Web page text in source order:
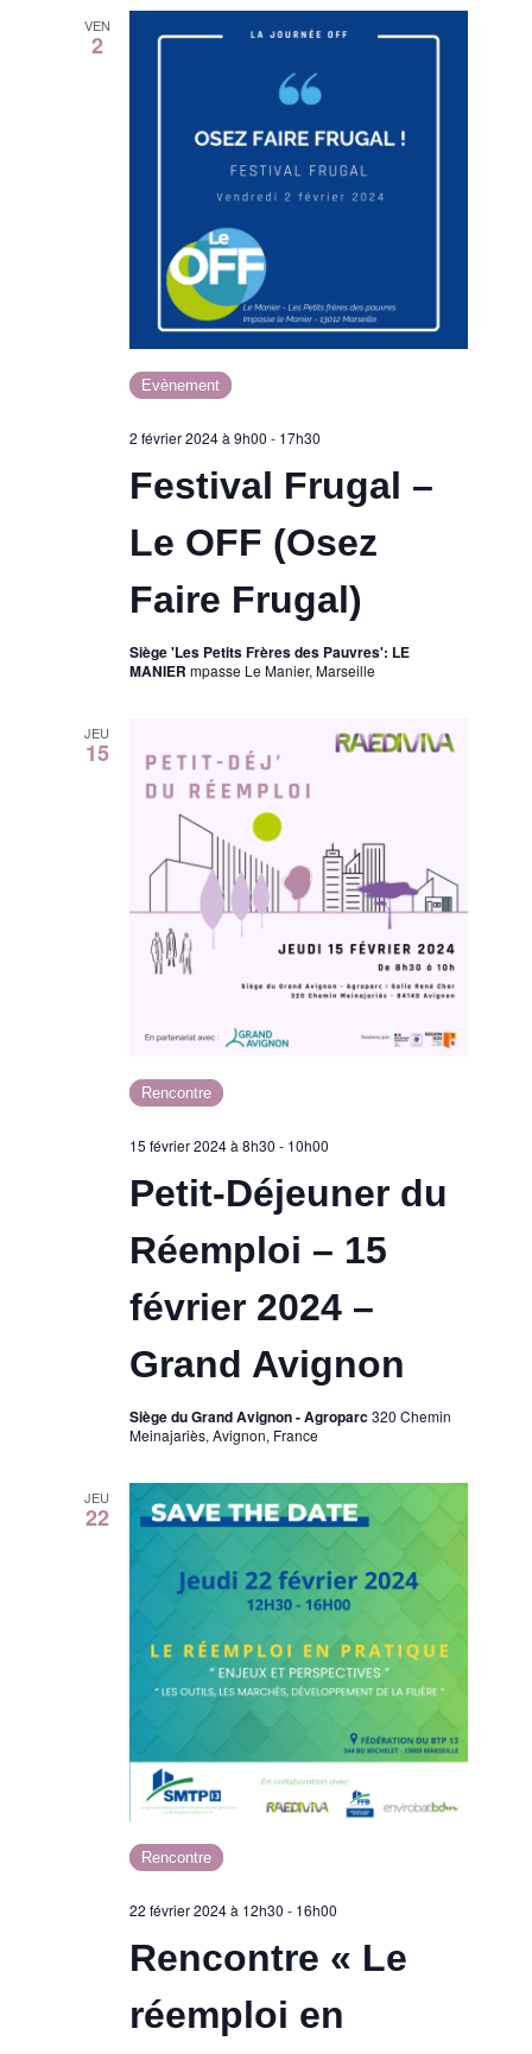
VEN
2
Festival Frugal –
Le OFF (Osez
Faire Frugal)
2 février 2024 à 9h00 - 17h30
Evènement
Siège 'Les Petits Frères des Pauvres': LE
MANIER mpasse Le Manier, Marseille
JEU
15
Petit-Déjeuner du
Réemploi – 15
février 2024 –
Grand Avignon
15 février 2024 à 8h30 - 10h00
Rencontre
Siège du Grand Avignon - Agroparc320 Chemin
Meinajariès, Avignon, France
JEU
22
Rencontre « Le
réemploi en
22 février 2024 à 12h30 - 16h00
Rencontre